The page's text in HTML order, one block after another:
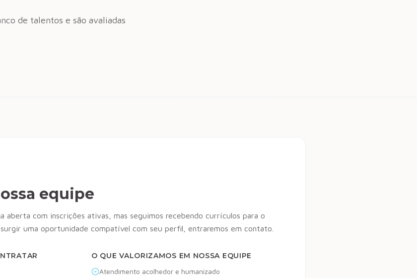
de talentos e são avaliadas
equipe
aberta com inscrições ativas, mas seguimos recebendo currículos para o
uma oportunidade compatível com seu perfil, entraremos em contato.
O QUE VALORIZAMOS EM NOSSA EQUIPE
Atendimento acolhedor e humanizado